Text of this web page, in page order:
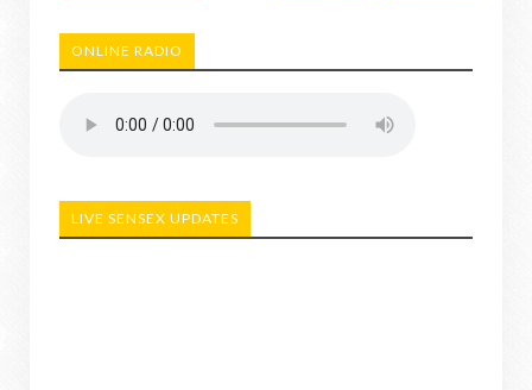
ONLINE RADIO
LIVE SENSEX UPDATES